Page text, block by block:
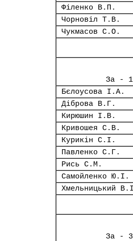
Філенко В.П.
Чорновіл Т.В.
Чукмасов С.О.
За -
Бєлоусова І.А.
Діброва В.Г.
Кирюшин І.В.
Кривошея С.В.
Курикін С.І.
Павленко С.Г.
Рись С.М.
Самойленко Ю.І.
Хмельницький
За - 3